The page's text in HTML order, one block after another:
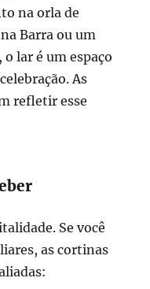
na orla de
Barra ou um
lar é um espaço
As
refletir esse
Se você
as cortinas